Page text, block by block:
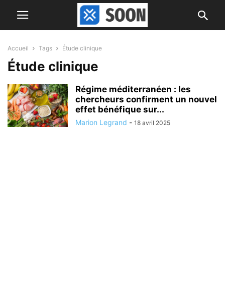
Accueil Tags Étude clinique
Étude clinique
Régime méditerranéen : les
chercheurs confirment un nouvel
effet bénéfique sur...
Marion Legrand - 18 avril 2025